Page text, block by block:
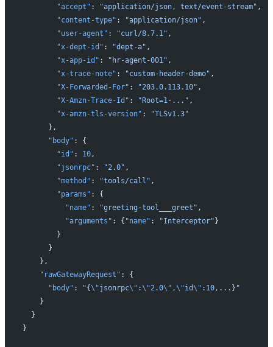
        "accept"
: "application/json, text/event-stream" ,
        "content-type"
: "application/json" ,
        "user-agent"
: "curl/8.7.1" ,
        "x-dept-id"
: "dept-a" ,
        "x-app-id"
: "hr-agent-001" ,
        "x-trace-note"
: "custom-header-demo" ,
        "X-Forwarded-For"
: "203.0.113.10" ,
        "X-Amzn-Trace-Id"
: "Root=1-..." ,
        "x-amzn-tls-version"
:
"TLSv1.3"
      },
      "body"
: {
        "id"
: 10,
        "jsonrpc"
: "2.0" ,
        "method"
: "tools/call" ,
        "params"
: {
          "name"
: "greeting-tool___greet" ,
          "arguments"
: { "name" : "Interceptor"}
        }
      }
    },
    "rawGatewayRequest"
: {
      "body"
: "{\"jsonrpc\" :\"2.0\" ,\"id\" :10,...}"
    }
  }
}